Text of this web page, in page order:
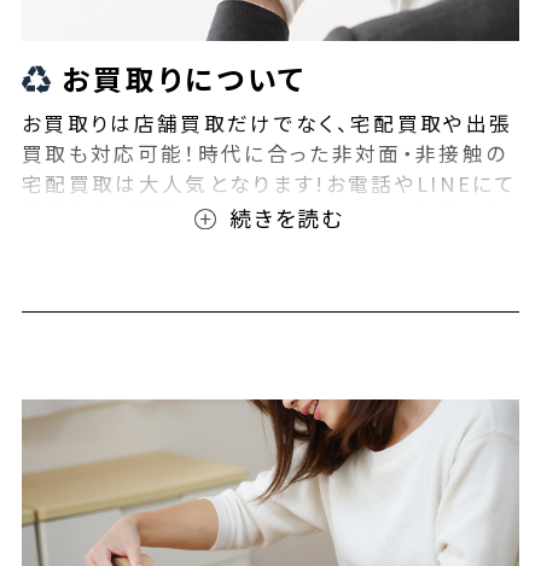
お買取りについて
お買取りは店舗買取だけでなく、宅配買取や出張
買取も対応可能！時代に合った非対面・非接触の
宅配買取は大人気となります!お電話やLINEにて
事前査定が可能となっております！また無料の宅